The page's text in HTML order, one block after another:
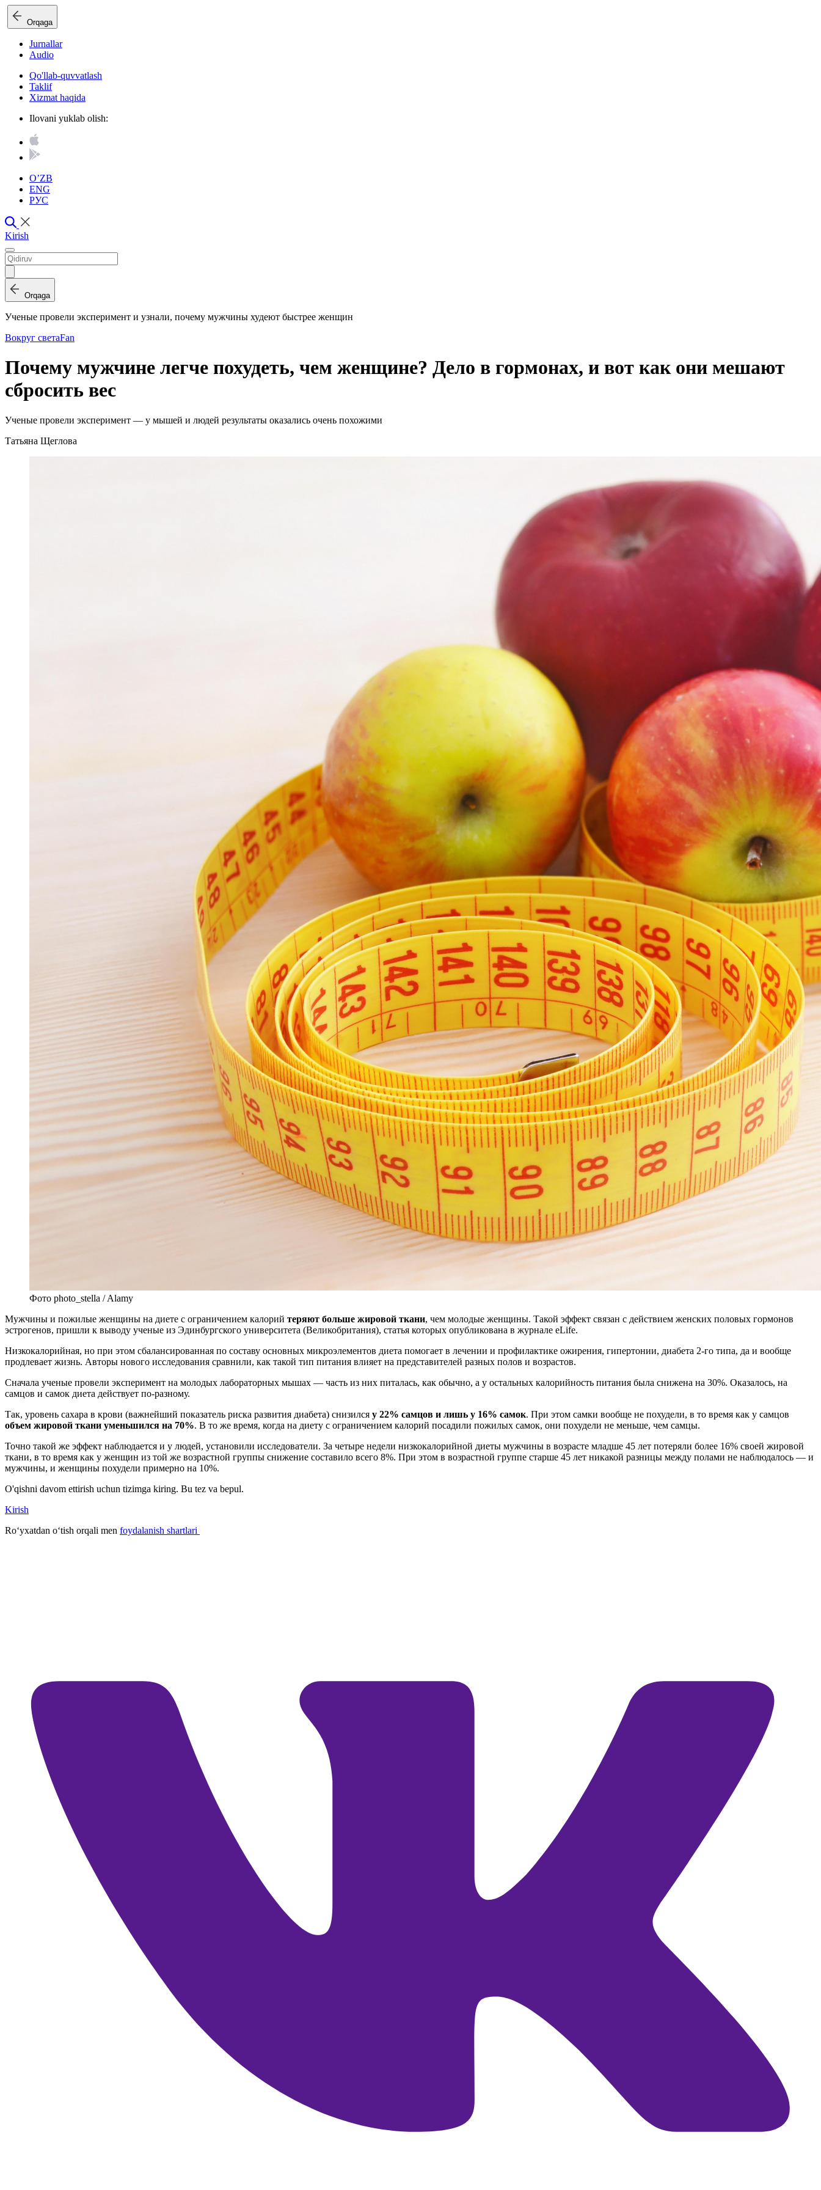
Orqaga
Jurnallar
Audio
Qo'llab-quvvatlash
Taklif
Xizmat haqida
Ilovani yuklab olish:
O’ZB
ENG
РУС
Kirish
Orqaga
Ученые провели эксперимент и узнали, почему мужчины худеют быстрее женщин
Вокруг светаFan
Почему мужчине легче похудеть, чем женщине? Дело в гормонах, и вот как они мешают
сбросить вес
Ученые провели эксперимент — у мышей и людей результаты оказались очень похожими
Татьяна Щеглова
Фото photo_stella / Alamy
Мужчины и пожилые женщины на диете с ограничением калорий теряют больше жировой ткани, чем молодые женщины. Такой эффект связан с действием женских половых гормонов
эстрогенов, пришли к выводу ученые из Эдинбургского университета (Великобритания), статья которых опубликована в журнале eLife.
Низкокалорийная, но при этом сбалансированная по составу основных микроэлементов диета помогает в лечении и профилактике ожирения, гипертонии, диабета 2-го типа, да и вообще
продлевает жизнь. Авторы нового исследования сравнили, как такой тип питания влияет на представителей разных полов и возрастов.
Сначала ученые провели эксперимент на молодых лабораторных мышах — часть из них питалась, как обычно, а у остальных калорийность питания была снижена на 30%. Оказалось, на
самцов и самок диета действует по-разному.
Так, уровень сахара в крови (важнейший показатель риска развития диабета) снизился у 22% самцов и лишь у 16% самок. При этом самки вообще не похудели, в то время как у самцов
объем жировой ткани уменьшился на 70%. В то же время, когда на диету с ограничением калорий посадили пожилых самок, они похудели не меньше, чем самцы.
Точно такой же эффект наблюдается и у людей, установили исследователи. За четыре недели низкокалорийной диеты мужчины в возрасте младше 45 лет потеряли более 16% своей жировой
ткани, в то время как у женщин из той же возрастной группы снижение составило всего 8%. При этом в возрастной группе старше 45 лет никакой разницы между полами не наблюдалось — и
мужчины, и женщины похудели примерно на 10%.
O'qishni davom ettirish uchun tizimga kiring. Bu tez va bepul.
Kirish
Roʻyxatdan oʻtish orqali men foydalanish shartlari